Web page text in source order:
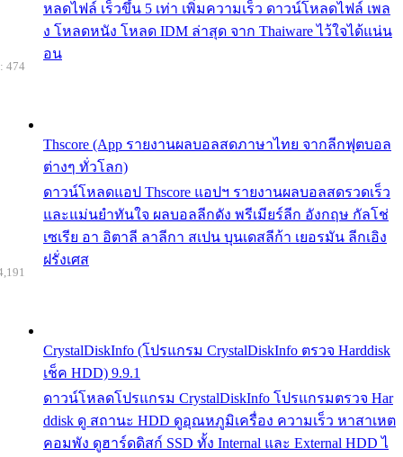
หลดไฟล์ เร็วขึ้น 5 เท่า เพิ่มความเร็ว ดาวน์โหลดไฟล์ เพล
ง โหลดหนัง โหลด IDM ล่าสุด จาก Thaiware ไว้ใจได้แน่น
อน
Thscore (App รายงานผลบอลสดภาษาไทย จากลีกฟุตบอล
ต่างๆ ทั่วโลก)
ดาวน์โหลดแอป Thscore แอปฯ รายงานผลบอลสดรวดเร็ว
และแม่นยำทันใจ ผลบอลลีกดัง พรีเมียร์ลีก อังกฤษ กัลโช่
เซเรีย อา อิตาลี ลาลีกา สเปน บุนเดสลีก้า เยอรมัน ลีกเอิง
ฝรั่งเศส
474
CrystalDiskInfo (โปรแกรม CrystalDiskInfo ตรวจ Harddisk
เช็ค HDD) 9.9.1
ดาวน์โหลดโปรแกรม CrystalDiskInfo โปรแกรมตรวจ Har
ddisk ดู สถานะ HDD ดูอุณหภูมิเครื่อง ความเร็ว หาสาเหต
คอมพัง ดูฮาร์ดดิสก์ SSD ทั้ง Internal และ External HDD ไ